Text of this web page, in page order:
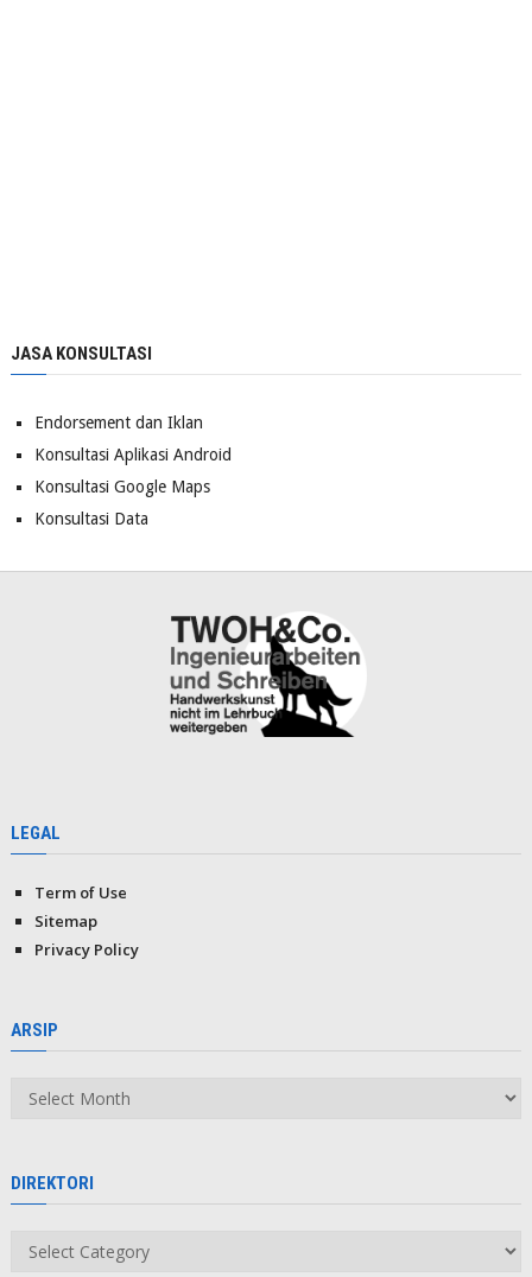
JASA KONSULTASI
Endorsement dan Iklan
Konsultasi Aplikasi Android
Konsultasi Google Maps
Konsultasi Data
LEGAL
Term of Use
Sitemap
Privacy Policy
ARSIP
Arsip
DIREKTORI
Direktori